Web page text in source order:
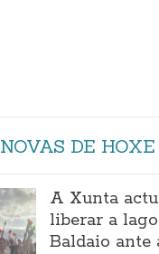
NOVAS DE HOXE
A Xunta
liberar a
Baldaio ante